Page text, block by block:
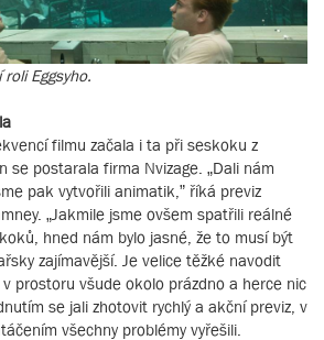
Eggsyho.
filmu začala i ta při seskoku z
se postarala firma Nvizage. „Dali nám
pak vytvořili animatik,” říká previz
„Jakmile jsme ovšem spatřili reálné
hned nám bylo jasné, že to musí být
zajímavější. Je velice těžké navodit
prostoru všude okolo prázdno a herce nic
se jali zhotovit rychlý a akční previz, v
všechny problémy vyřešili.